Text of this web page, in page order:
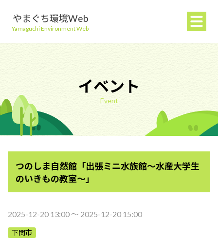
やまぐち環境Web
Yamaguchi Environment Web
地球温暖化を防ぐ
ごみを減らす
自然環境を守る
生活環境を守る（大気・水）
イベント
Event
つのしま自然館「出張ミニ水族館～水産大学生
のいきもの教室～」
2025-12-20 13:00 〜 2025-12-20 15:00
下関市